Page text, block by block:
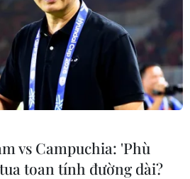
vs Campuchia: 'Phù
toan tính đường dài?